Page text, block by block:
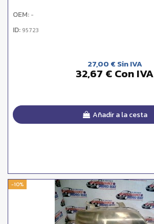
OEM: -
ID: 95723
27,00 € Sin IVA
32,67 € Con IVA
Añadir a la cesta
-10%